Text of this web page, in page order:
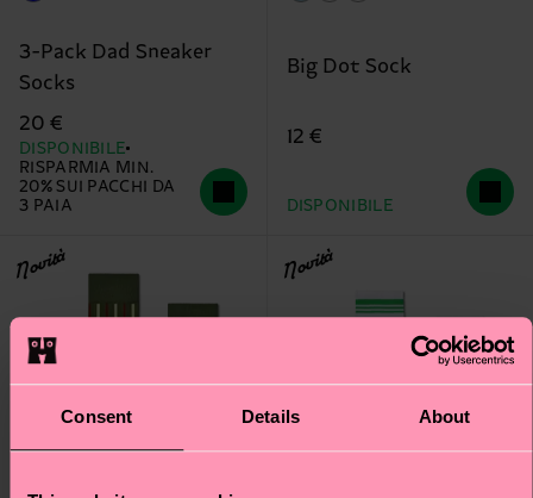
Consent Details About
3-Pack Dad Sneaker
Socks
20 €
DISPONIBILE
RISPARMIA MIN.
20% SUI PACCHI DA
3 PAIA
Big Dot Sock
12 €
DISPONIBILE
Novità Novità